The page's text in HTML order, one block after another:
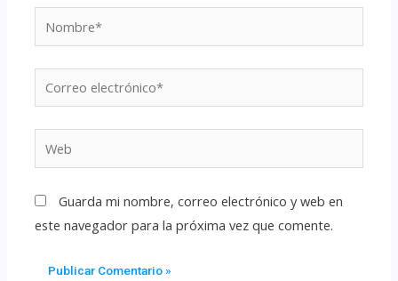
Guarda mi nombre, correo electrónico y web en
este navegador para la próxima vez que comente.